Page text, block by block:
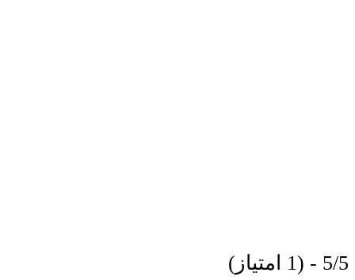
5/5 - (1 امتیاز)